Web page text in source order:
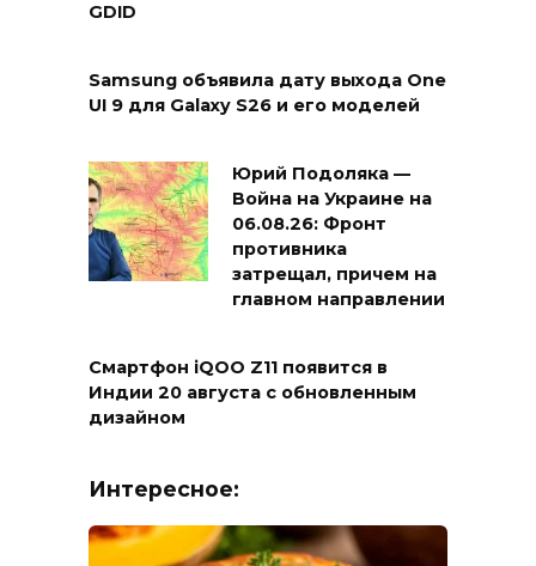
GDID
Samsung объявила дату выхода One
UI 9 для Galaxy S26 и его моделей
Юрий Подоляка —
Война на Украине на
06.08.26: Фронт
противника
затрещал, причем на
главном направлении
Смартфон iQOO Z11 появится в
Индии 20 августа с обновленным
дизайном
Интересное: